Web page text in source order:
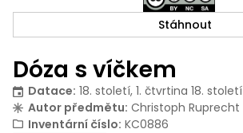
Dóza s víčkem
Datace: 18. století, 1. čtvrtina 18. století
Autor předmětu: Christoph Ruprecht
Inventární číslo: KC0886
Stáhnout